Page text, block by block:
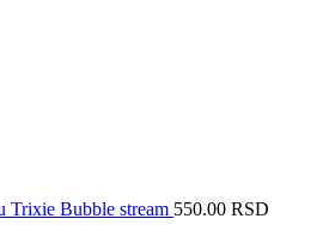
Trixie Bubble stream 550.00 RSD